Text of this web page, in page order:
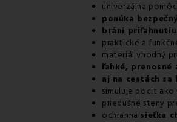
univerzálna
ponúka
bráni
praktické a
materiál vhodný
ľahké, prenosné
aj na cestách
simuluje pocit ako
priedušné steny
ochranná sieťka